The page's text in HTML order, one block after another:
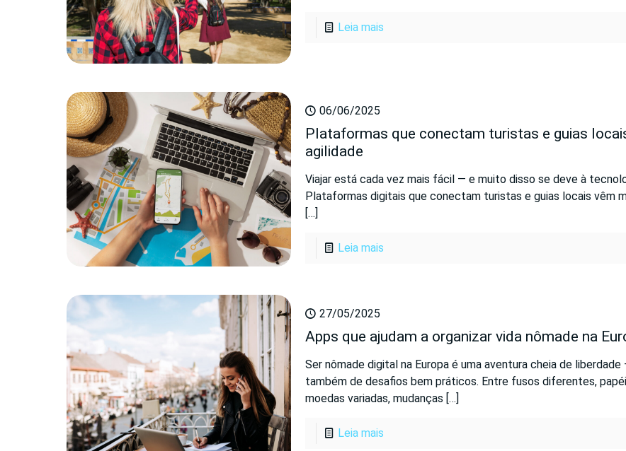
Leia mais
06/06/2025
Plataformas que conectam turistas e guias
agilidade
Viajar está cada vez mais fácil — e muito disso se deve à
Plataformas digitais que conectam turistas e guias locais vêm
[…]
Leia mais
27/05/2025
Apps que ajudam a organizar vida nômade na
Ser nômade digital na Europa é uma aventura cheia de liberdade
também de desafios bem práticos. Entre fusos diferentes,
moedas variadas, mudanças […]
Leia mais